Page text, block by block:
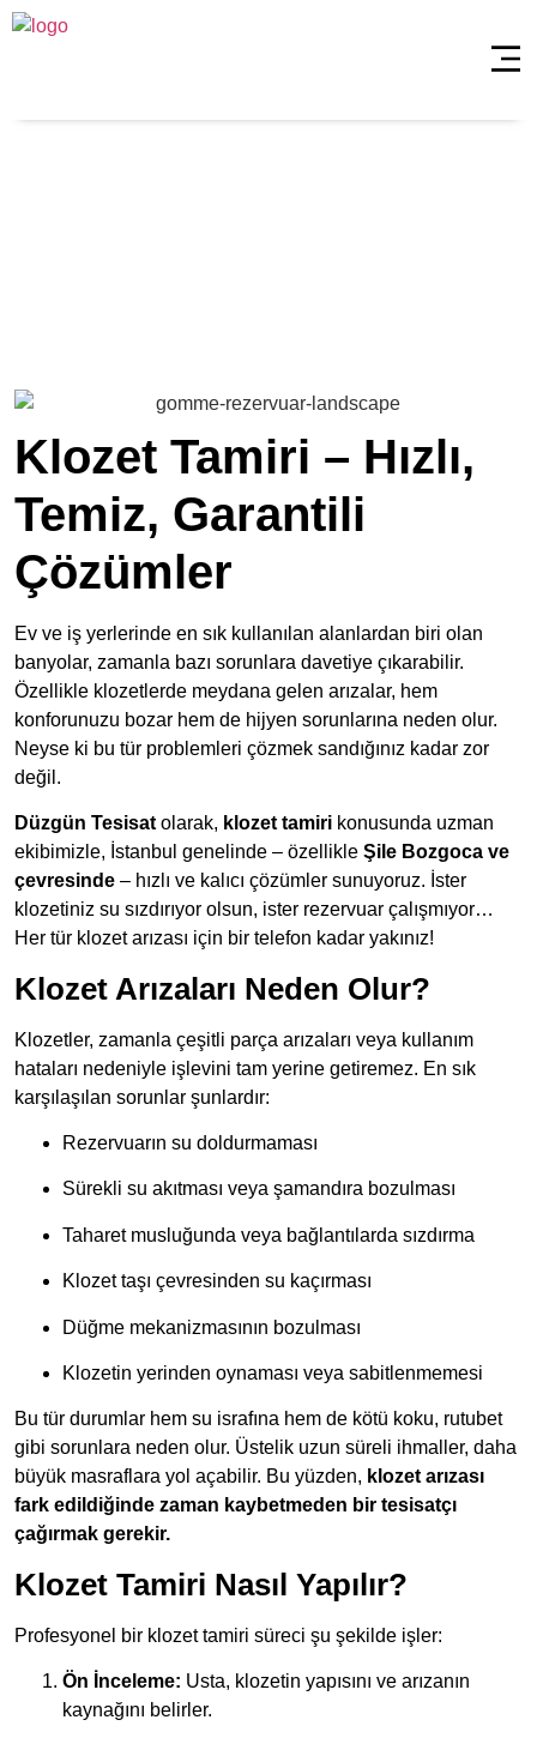
Klozet Tamiri – Hızlı,
Temiz, Garantili
Çözümler
Ev ve iş yerlerinde en sık kullanılan alanlardan biri olan
banyolar, zamanla bazı sorunlara davetiye çıkarabilir.
Özellikle klozetlerde meydana gelen arızalar, hem
konforunuzu bozar hem de hijyen sorunlarına neden olur.
Neyse ki bu tür problemleri çözmek sandığınız kadar zor
değil.
Düzgün Tesisat olarak, klozet tamiri konusunda uzman
ekibimizle, İstanbul genelinde – özellikle Şile Bozgoca ve
çevresinde – hızlı ve kalıcı çözümler sunuyoruz. İster
klozetiniz su sızdırıyor olsun, ister rezervuar çalışmıyor…
Her tür klozet arızası için bir telefon kadar yakınız!
Klozet Arızaları Neden Olur?
Klozetler, zamanla çeşitli parça arızaları veya kullanım
hataları nedeniyle işlevini tam yerine getiremez. En sık
karşılaşılan sorunlar şunlardır:
Rezervuarın su doldurmaması
Sürekli su akıtması veya şamandıra bozulması
Taharet musluğunda veya bağlantılarda sızdırma
Klozet taşı çevresinden su kaçırması
Düğme mekanizmasının bozulması
Klozetin yerinden oynaması veya sabitlenmemesi
Bu tür durumlar hem su israfına hem de kötü koku, rutubet
gibi sorunlara neden olur. Üstelik uzun süreli ihmaller, daha
büyük masraflara yol açabilir. Bu yüzden, klozet arızası
fark edildiğinde zaman kaybetmeden bir tesisatçı
çağırmak gerekir.
Klozet Tamiri Nasıl Yapılır?
Profesyonel bir klozet tamiri süreci şu şekilde işler:
Ön İnceleme: Usta, klozetin yapısını ve arızanın
kaynağını belirler.